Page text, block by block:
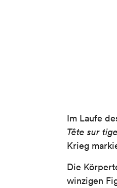
Im Laufe
Tête sur tige
Krieg
Die
winzigen